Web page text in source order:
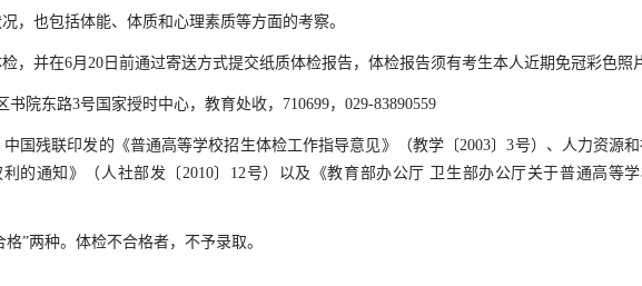
也包括体能、体质和心理素质等方面的考察。
并在6月20日前通过寄送方式提交纸质体检报告，体检报告须有考生本人近期免冠彩色照
东路3号国家授时中心，教育处收，710699，029-83890559
残联印发的《普通高等学校招生体检工作指导意见》（教学〔2003〕3号）、人力资源
的通知》（人社部发〔2010〕12号）以及《教育部办公厅 卫生部办公厅关于普通高等
”两种。体检不合格者，不予录取。